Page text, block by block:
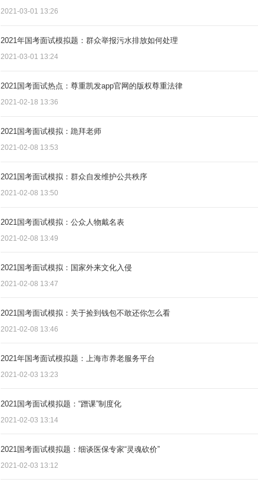
2021-03-01 13:26
2021年国考面试模拟题：群众举报污水排放如何处理
2021-03-01 13:24
2021国考面试热点：尊重凯发app官网的版权尊重法律
2021-02-18 13:36
2021国考面试模拟：跪拜老师
2021-02-08 13:53
2021国考面试模拟：群众自发维护公共秩序
2021-02-08 13:50
2021国考面试模拟：公众人物戴名表
2021-02-08 13:49
2021国考面试模拟：国家外来文化入侵
2021-02-08 13:47
2021国考面试模拟：关于捡到钱包不敢还你怎么看
2021-02-08 13:46
2021年国考面试模拟题：上海市养老服务平台
2021-02-03 13:23
2021国考面试模拟题：“蹭课”制度化
2021-02-03 13:14
2021国考面试模拟题：细谈医保专家“灵魂砍价”
2021-02-03 13:12